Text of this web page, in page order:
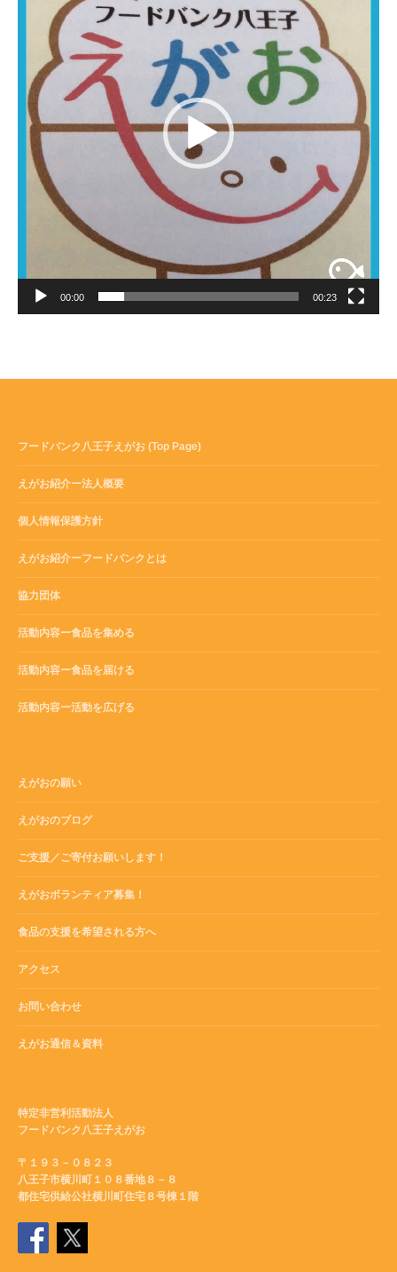
00:00 00:23
フードバンク八王子えがお (Top Page)
えがお紹介ー法人概要
個人情報保護方針
えがお紹介ーフードバンクとは
協力団体
活動内容ー食品を集める
活動内容ー食品を届ける
活動内容ー活動を広げる
えがおの願い
えがおのブログ
ご支援／ご寄付お願いします！
えがおボランティア募集！
食品の支援を希望される方へ
アクセス
お問い合わせ
えがお通信＆資料
特定非営利活動法人
フードバンク八王子えがお
〒１９３－０８２３
八王子市横川町１０８番地８－８
都住宅供給公社横川町住宅８号棟１階